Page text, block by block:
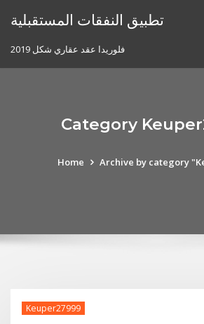
تطبيق النفقات المستقبلية
فلوريدا عقد عقاري شكل 2019
Category
Home Archive by category
Keuper27999